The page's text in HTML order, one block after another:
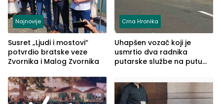
Najnovije
Susret „Ljudi i mostovi“
potvrdio bratske veze
Zvornika i Malog Zvornika
Crna Hronika
Uhapšen vozač koji je
usmrtio dva radnika
putarske službe na putu
(FOTO)